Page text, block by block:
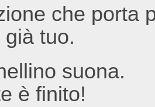
che porta
tuo.
suona.
è finito!